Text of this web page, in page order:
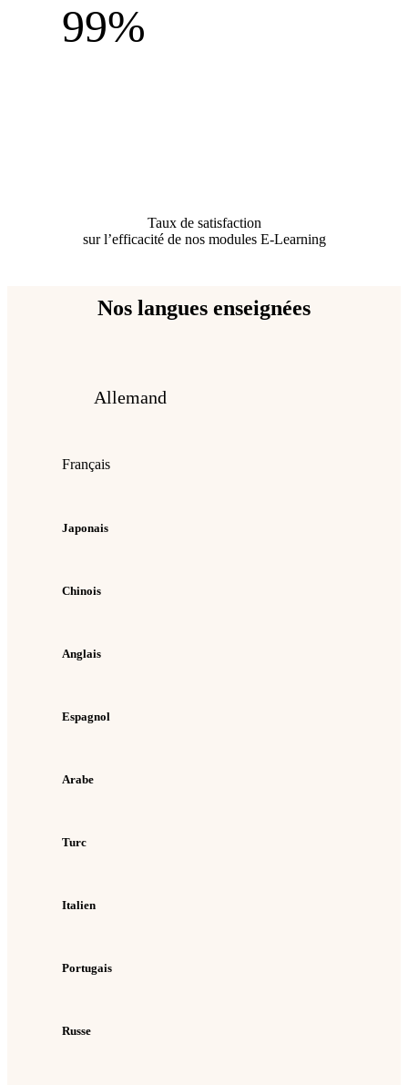
99%
Taux de satisfaction
sur l’efficacité de nos modules E-Learning
Nos langues enseignées
Allemand
Français
Japonais
Chinois
Anglais
Espagnol
Arabe
Turc
Italien
Portugais
Russe